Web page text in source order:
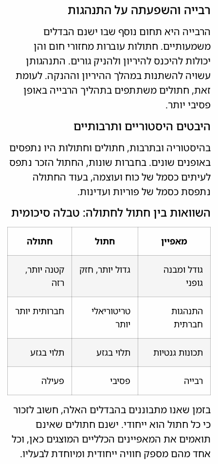
רבייה והשפעתה על התנהגות
הרבייה היא תחום נוסף שבו ישנם הבדלים
משמעותיים. חתולות עוברות מחזורי חום והן
יכולות להיכנס להיריון ולהניק גורים. התנהגותן
עשויה להשתנות במהלך ההיריון וההנקה. לעומת
זאת, חתולים משתתפים בתהליך הרבייה באופן
פסיבי יותר.
היבטים היסטוריים ותרבותיים
בהיסטוריה ובתרבות, חתולים וחתולות היו נתפסים
באופנים שונים. בחברות שונות, החתול הזכר נתפס
לעיתים כסמל של כוח ועוצמה, בעוד החתולה
נתפסת כסמל של פוריות ועדינות.
השוואות בין חתול לחתולה: טבלה סיכומית
מאפיין חתול חתולה
גודל ומבנה
גופני
גדול יותר, חזק
קטנה יותר,
רזה
התנהגות
חברתית
טריטוריאלי
יותר
חברותית יותר
תכונות גנטיות תלוי בגזע תלוי בגזע
רבייה פסיבי פעילה
בזמן שאנו מתבוננים בהבדלים האלה, חשוב לזכור
כי כל חתול הוא ייחודי. ישנם חתולים שאינם
תואמים את המאפיינים הכלליים המוצגים כאן, וכל
אחד מהם מספק חוויה ייחודית ומיוחדת לבעליו.